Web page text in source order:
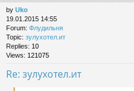
by Uko
19.01.2015 14:55
Forum: Флудильня
Topic: зулухотел.ит
Replies: 10
Views: 121075
Re: зулухотел.ит